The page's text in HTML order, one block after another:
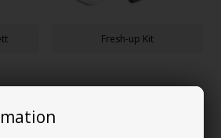
Fresh-up Kit